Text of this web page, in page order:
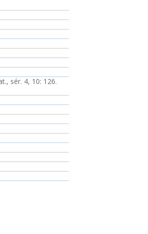
sér. 4, 10: 126.